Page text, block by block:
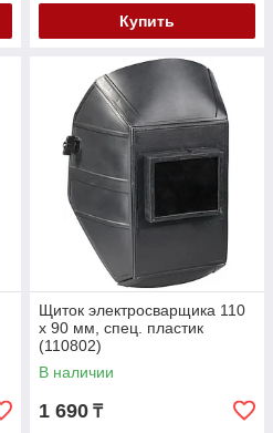
Купить
Щиток электросварщика 110
х 90 мм, спец. пластик
(110802)
В наличии
1 690 ₸